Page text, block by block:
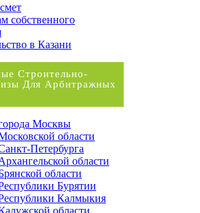
собственного
в Казани
Строительно-
Для Арбитражных
Москвы
области
Петербурга
области
области
Бурятии
Калмыкия
области